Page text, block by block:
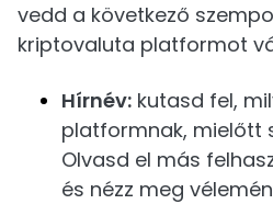
vedd a következő
kriptovaluta platformot
Hírnév: kutasd fel,
platformnak, mielőtt
Olvasd el más
és nézz meg